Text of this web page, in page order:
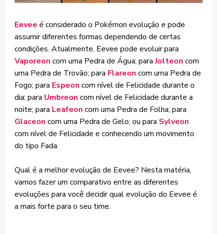
Eevee é considerado o Pokémon evolução e pode
assumir diferentes formas dependendo de certas
condições. Atualmente, Eevee pode evoluir para
Vaporeon com uma Pedra de Água; paraJolteon com
uma Pedra de Trovão; para Flareon com uma Pedra de
Fogo; para Espeon com nível de Felicidade durante o
dia; para Umbreon com nível de Felicidade durante a
noite; para Leafeon com uma Pedra de Folha; para
Glaceon com uma Pedra de Gelo; ou para Sylveon
com nível de Felicidade e conhecendo um movimento
do tipo Fada.
Qual é a melhor evolução de Eevee? Nesta matéria,
vamos fazer um comparativo entre as diferentes
evoluções para você decidir qual evolução do Eevee é
a mais forte para o seu time.